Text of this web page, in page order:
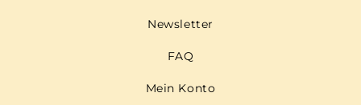
Newsletter
FAQ
Mein Konto